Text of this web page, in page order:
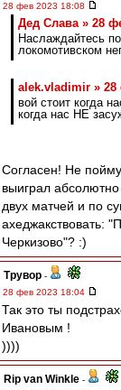
28 фев 2023 18:08
Дед Слава » 28
Наслаждайтесь
локомотивском
alek.vladimir » 28
вой стоит когда
когда нас НЕ
Согласен! Не
выиграл
двух матчей и по
ахеджакствовать:
Черкизово"? :)
Трувор -
28 фев 2023 18:04
Так это ты
Ивановым !
))))
Rip van Winkle -